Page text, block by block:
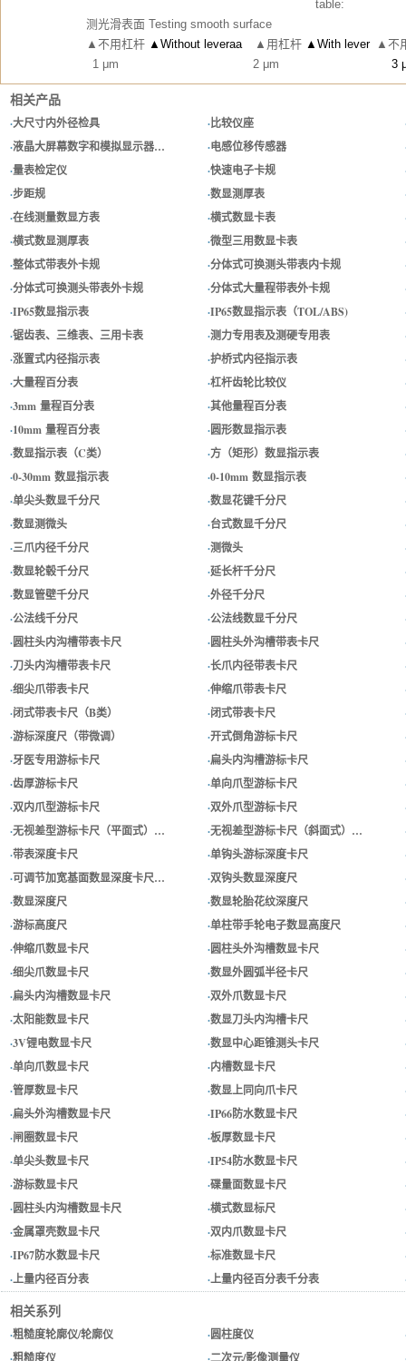
table:
测光滑表面 Testing smooth surface
▲不用杠杆 ▲Without leveraaaa ▲用杠杆 ▲With levera ▲不
1 μm 2 μm 3
相关产品
·大尺寸内外径检具 ·比较仪座
·液晶大屏幕数字和模拟显示器… ·电感位移传感器
·量表检定仪 ·快速电子卡规
·步距规 ·数显测厚表
·在线测量数显方表 ·横式数显卡表
·横式数显测厚表 ·微型三用数显卡表
·整体式带表外卡规 ·分体式可换测头带表内卡规
·分体式可换测头带表外卡规 ·分体式大量程带表外卡规
·IP65数显指示表 ·IP65数显指示表（TOL/ABS)
·锯齿表、三维表、三用卡表 ·测力专用表及测硬专用表
·涨置式内径指示表 ·护桥式内径指示表
·大量程百分表 ·杠杆齿轮比较仪
·3mm 量程百分表 ·其他量程百分表
·10mm 量程百分表 ·圆形数显指示表
·数显指示表（C类） ·方（矩形）数显指示表
·0-30mm 数显指示表 ·0-10mm 数显指示表
·单尖头数显千分尺 ·数显花键千分尺
·数显测微头 ·台式数显千分尺
·三爪内径千分尺 ·测微头
·数显轮毂千分尺 ·延长杆千分尺
·数显管壁千分尺 ·外径千分尺
·公法线千分尺 ·公法线数显千分尺
·圆柱头内沟槽带表卡尺 ·圆柱头外沟槽带表卡尺
·刀头内沟槽带表卡尺 ·长爪内径带表卡尺
·细尖爪带表卡尺 ·伸缩爪带表卡尺
·闭式带表卡尺（B类） ·闭式带表卡尺
·游标深度尺（带微调） ·开式倒角游标卡尺
·牙医专用游标卡尺 ·扁头内沟槽游标卡尺
·齿厚游标卡尺 ·单向爪型游标卡尺
·双内爪型游标卡尺 ·双外爪型游标卡尺
·无视差型游标卡尺（平面式）… ·无视差型游标卡尺（斜面式）…
·带表深度卡尺 ·单钩头游标深度卡尺
·可调节加宽基面数显深度卡尺… ·双钩头数显深度尺
·数显深度尺 ·数显轮胎花纹深度尺
·游标高度尺 ·单柱带手轮电子数显高度尺
·伸缩爪数显卡尺 ·圆柱头外沟槽数显卡尺
·细尖爪数显卡尺 ·数显外圆弧半径卡尺
·扁头内沟槽数显卡尺 ·双外爪数显卡尺
·太阳能数显卡尺 ·数显刀头内沟槽卡尺
·3V锂电数显卡尺 ·数显中心距锥测头卡尺
·单向爪数显卡尺 ·内槽数显卡尺
·管厚数显卡尺 ·数显上同向爪卡尺
·扁头外沟槽数显卡尺 ·IP66防水数显卡尺
·闸圈数显卡尺 ·板厚数显卡尺
·单尖头数显卡尺 ·IP54防水数显卡尺
·游标数显卡尺 ·碟量面数显卡尺
·圆柱头内沟槽数显卡尺 ·横式数显标尺
·金属罩壳数显卡尺 ·双内爪数显卡尺
·IP67防水数显卡尺 ·标准数显卡尺
·上量内径百分表 ·上量内径百分表千分表
相关系列
·粗糙度轮廓仪/轮廓仪 ·圆柱度仪
·粗糙度仪 ·二次元/影像测量仪